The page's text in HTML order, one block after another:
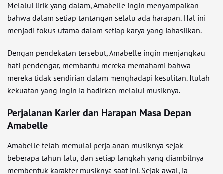
Melalui lirik yang dalam, Amabelle ingin menyampaikan
bahwa dalam setiap tantangan selalu ada harapan. Hal ini
menjadi fokus utama dalam setiap karya yang iahasilkan.
Dengan pendekatan tersebut, Amabelle ingin menjangkau
hati pendengar, membantu mereka memahami bahwa
mereka tidak sendirian dalam menghadapi kesulitan. Itulah
kekuatan yang ingin ia hadirkan melalui musiknya.
Perjalanan Karier dan Harapan Masa Depan
Amabelle
Amabelle telah memulai perjalanan musiknya sejak
beberapa tahun lalu, dan setiap langkah yang diambilnya
membentuk karakter musiknya saat ini. Sejak awal, ia